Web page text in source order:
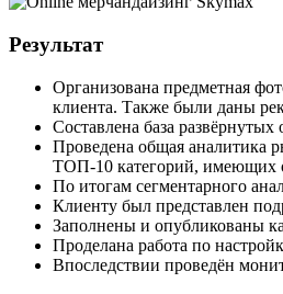
Результат
Организована предметная
клиента. Также были даны
Составлена база
Проведена общая аналитика
ТОП-10 категорий, имеющих
По итогам сегментарного
Клиенту был представлен
Заполнены и опубликованы
Проделана работа по
Впоследствии проведён